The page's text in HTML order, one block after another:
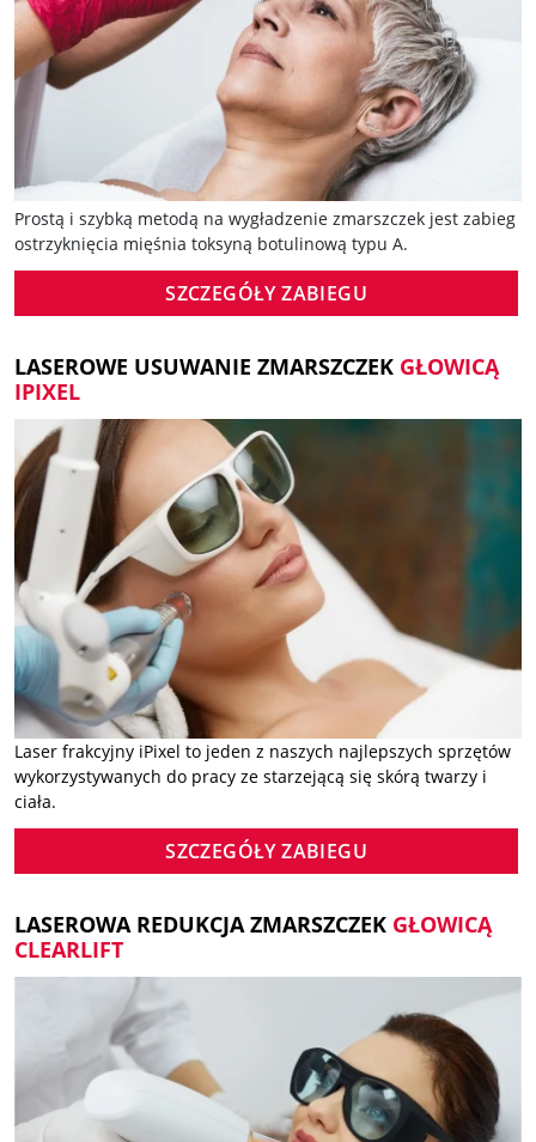
Prostą i szybką metodą na wygładzenie zmarszczek jest zabieg
ostrzyknięcia mięśnia toksyną botulinową typu A.
SZCZEGÓŁY ZABIEGU
LASEROWE USUWANIE ZMARSZCZEK GŁOWICĄ
IPIXEL
Laser frakcyjny iPixel to jeden z naszych najlepszych sprzętów
wykorzystywanych do pracy ze starzejącą się skórą twarzy i
ciała.
SZCZEGÓŁY ZABIEGU
LASEROWA REDUKCJA ZMARSZCZEK GŁOWICĄ
CLEARLIFT